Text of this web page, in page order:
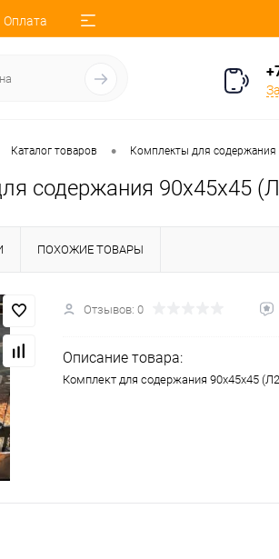
Оплата
Каталог товаров • Комплекты для содержания
содержания 90х45х45
ПОХОЖИЕ ТОВАРЫ
Отзывов: 0
Описание товара:
Комплект для содержания 90х45х45